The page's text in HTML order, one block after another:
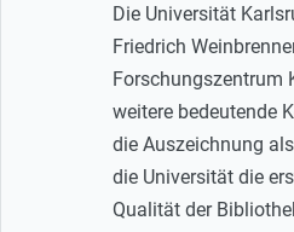
Die Universität
Friedrich
Forschungszentrum
weitere bedeutende
die Auszeichnung
die Universität die
Qualität der